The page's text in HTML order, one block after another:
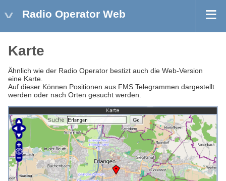
Radio Operator Web
Karte
Ähnlich wie der Radio Operator bestizt auch die Web-Version
eine Karte.
Auf dieser Können Positionen aus FMS Telegrammen dargestellt
werden oder nach Orten gesucht werden.